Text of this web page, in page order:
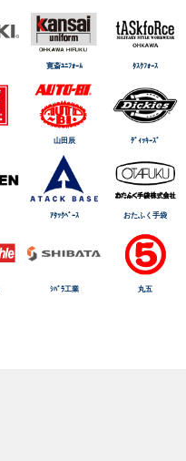
寛斎ﾕﾆﾌｫｰﾑ ﾀｽｸﾌｫｰｽ
山田辰 ﾃﾞｨｯｷｰｽﾞ
ｱﾀｯｸﾍﾞｰｽ おたふく手袋
ｼﾊﾞﾗ工業 丸五